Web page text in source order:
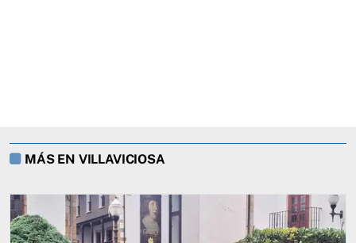
MÁS EN VILLAVICIOSA